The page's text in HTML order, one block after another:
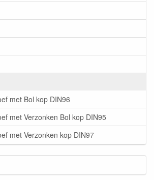
met Bol kop DIN96
met Verzonken Bol kop DIN95
met Verzonken kop DIN97